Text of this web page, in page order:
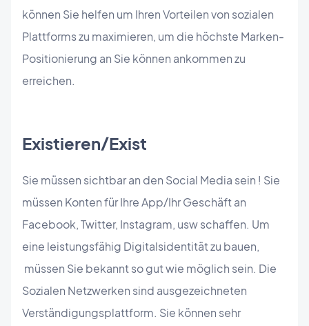
können Sie helfen um Ihren Vorteilen von sozialen
Plattforms zu maximieren, um die höchste Marken-
Positionierung an Sie können ankommen zu
erreichen.
Existieren/Exist
Sie müssen sichtbar an den Social Media sein ! Sie
müssen Konten für Ihre App/Ihr Geschäft an
Facebook, Twitter, Instagram, usw schaffen. Um
eine leistungsfähig Digitalsidentität zu bauen,
müssen Sie bekannt so gut wie möglich sein. Die
Sozialen Netzwerken sind ausgezeichneten
Verständigungsplattform. Sie können sehr